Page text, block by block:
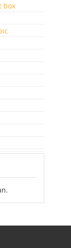
box